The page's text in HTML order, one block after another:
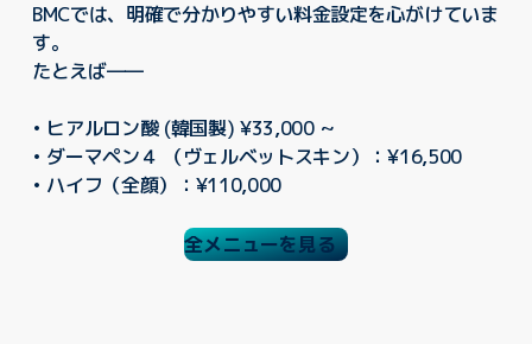
BMCでは、明確で分かりやすい料金設定を心がけていま
す。
たとえば――
• ヒアルロン酸 (韓国製) ¥33,000 ~
• ダーマペン４ （ヴェルベットスキン）：¥16,500
• ハイフ（全顔）：¥110,000
全メニューを見る